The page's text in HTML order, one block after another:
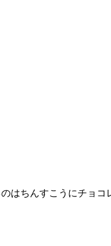
はちんすこうにチョコ